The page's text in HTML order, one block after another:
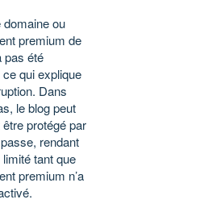
domaine ou
premium de
pas été
qui explique
Dans
le blog peut
protégé par
rendant
tant que
premium n’a